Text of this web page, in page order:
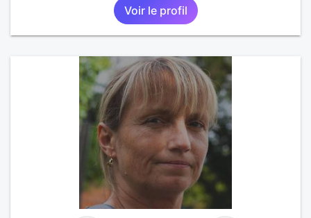
Voir le profil